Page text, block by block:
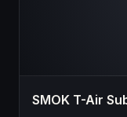
SMOK T-Air